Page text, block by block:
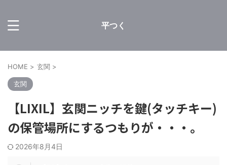
平つく
HOME > 玄関 >
玄関
【LIXIL】玄関ニッチを鍵(タッチキー)
の保管場所にするつもりが・・・。
2026年8月4日